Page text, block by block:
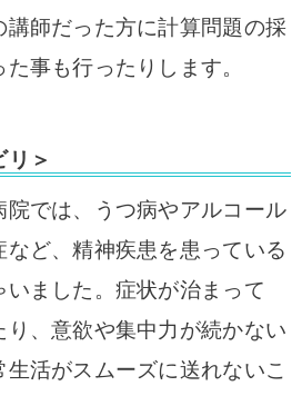
講師だった方に計算問題の採
事も行ったりします。
リ＞
では、うつ病やアルコール
ど、精神疾患を患っている
ました。症状が治まって
り、意欲や集中力が続かない
活がスムーズに送れないこ